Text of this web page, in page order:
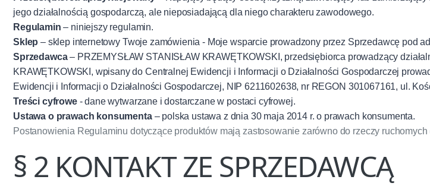
jego działalnością gospodarczą, ale nieposiadającą dla niego charakteru zawodowego.
Regulamin – niniejszy regulamin.
Sklep – sklep internetowy Twoje zamówienia - Moje wsparcie prowadzony przez Sprzedawcę pod
Sprzedawca– PRZEMYSŁAW STANISŁAW KRAWĘTKOWSKI, przedsiębiorca prowadzący
KRAWĘTKOWSKI, wpisany do Centralnej Ewidencji i Informacji o Działalności Gospodarczej
Ewidencji i Informacji o Działalności Gospodarczej, NIP 6211602638, nr REGON 301067161, ul.
Treści cyfrowe- dane wytwarzane i dostarczane w postaci cyfrowej.
Ustawa o prawach konsumenta– polska ustawa z dnia 30 maja 2014 r. o prawach konsumenta.
Postanowienia Regulaminu dotyczące produktów mają zastosowanie zarówno do rzeczy
§ 2 KONTAKT ZE SPRZEDAWCĄ